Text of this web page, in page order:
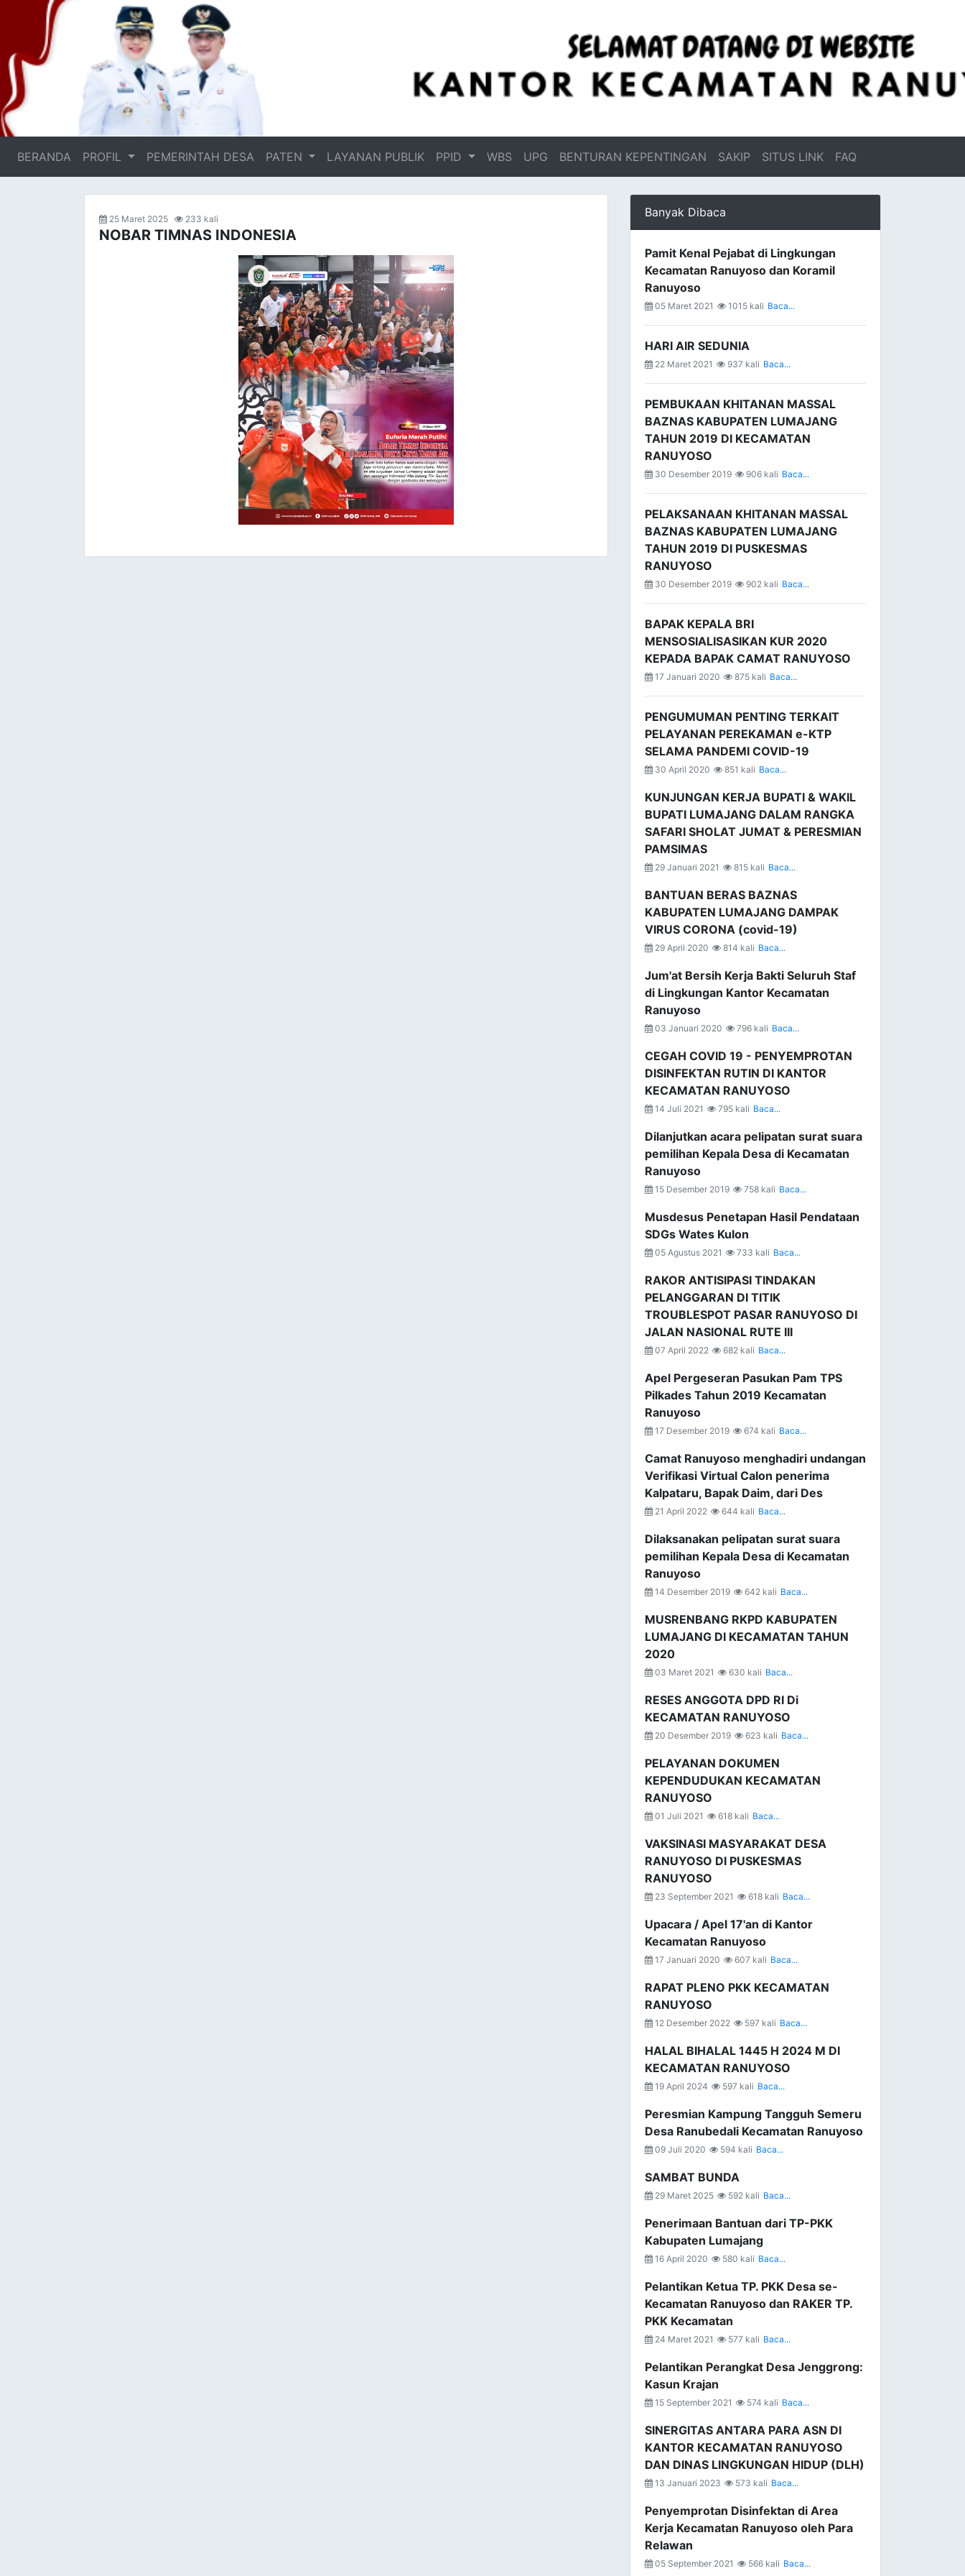
BERANDA (current)
PROFIL PEMERINTAH DESA PATEN LAYANAN PUBLIK PPID WBS UPG BENTURAN KEPENTINGAN SAKIP SITUS LINK FAQ
25 Maret 2025 233 kali
NOBAR TIMNAS INDONESIA
Banyak Dibaca
Pamit Kenal Pejabat di Lingkungan
Kecamatan Ranuyoso dan Koramil
Ranuyoso
05 Maret 2021 1015 kali Baca...
HARI AIR SEDUNIA
22 Maret 2021 937 kali Baca...
PEMBUKAAN KHITANAN MASSAL
BAZNAS KABUPATEN LUMAJANG
TAHUN 2019 DI KECAMATAN
RANUYOSO
30 Desember 2019 906 kali Baca...
PELAKSANAAN KHITANAN MASSAL
BAZNAS KABUPATEN LUMAJANG
TAHUN 2019 DI PUSKESMAS
RANUYOSO
30 Desember 2019 902 kali Baca...
BAPAK KEPALA BRI
MENSOSIALISASIKAN KUR 2020
KEPADA BAPAK CAMAT RANUYOSO
17 Januari 2020 875 kali Baca...
PENGUMUMAN PENTING TERKAIT
PELAYANAN PEREKAMAN e-KTP
SELAMA PANDEMI COVID-19
30 April 2020 851 kali Baca...
KUNJUNGAN KERJA BUPATI & WAKIL
BUPATI LUMAJANG DALAM RANGKA
SAFARI SHOLAT JUMAT & PERESMIAN
PAMSIMAS
29 Januari 2021 815 kali Baca...
BANTUAN BERAS BAZNAS
KABUPATEN LUMAJANG DAMPAK
VIRUS CORONA (covid-19)
29 April 2020 814 kali Baca...
Jum'at Bersih Kerja Bakti Seluruh Staf
di Lingkungan Kantor Kecamatan
Ranuyoso
03 Januari 2020 796 kali Baca...
CEGAH COVID 19 - PENYEMPROTAN
DISINFEKTAN RUTIN DI KANTOR
KECAMATAN RANUYOSO
14 Juli 2021 795 kali Baca...
Dilanjutkan acara pelipatan surat suara
pemilihan Kepala Desa di Kecamatan
Ranuyoso
15 Desember 2019 758 kali Baca...
Musdesus Penetapan Hasil Pendataan
SDGs Wates Kulon
05 Agustus 2021 733 kali Baca...
RAKOR ANTISIPASI TINDAKAN
PELANGGARAN DI TITIK
TROUBLESPOT PASAR RANUYOSO DI
JALAN NASIONAL RUTE III
07 April 2022 682 kali Baca...
Apel Pergeseran Pasukan Pam TPS
Pilkades Tahun 2019 Kecamatan
Ranuyoso
17 Desember 2019 674 kali Baca...
Camat Ranuyoso menghadiri undangan
Verifikasi Virtual Calon penerima
Kalpataru, Bapak Daim, dari Des
21 April 2022 644 kali Baca...
Dilaksanakan pelipatan surat suara
pemilihan Kepala Desa di Kecamatan
Ranuyoso
14 Desember 2019 642 kali Baca...
MUSRENBANG RKPD KABUPATEN
LUMAJANG DI KECAMATAN TAHUN
2020
03 Maret 2021 630 kali Baca...
RESES ANGGOTA DPD RI Di
KECAMATAN RANUYOSO
20 Desember 2019 623 kali Baca...
PELAYANAN DOKUMEN
KEPENDUDUKAN KECAMATAN
RANUYOSO
01 Juli 2021 618 kali Baca...
VAKSINASI MASYARAKAT DESA
RANUYOSO DI PUSKESMAS
RANUYOSO
23 September 2021 618 kali Baca...
Upacara / Apel 17'an di Kantor
Kecamatan Ranuyoso
17 Januari 2020 607 kali Baca...
RAPAT PLENO PKK KECAMATAN
RANUYOSO
12 Desember 2022 597 kali Baca...
HALAL BIHALAL 1445 H 2024 M DI
KECAMATAN RANUYOSO
19 April 2024 597 kali Baca...
Peresmian Kampung Tangguh Semeru
Desa Ranubedali Kecamatan Ranuyoso
09 Juli 2020 594 kali Baca...
SAMBAT BUNDA
29 Maret 2025 592 kali Baca...
Penerimaan Bantuan dari TP-PKK
Kabupaten Lumajang
16 April 2020 580 kali Baca...
Pelantikan Ketua TP. PKK Desa se-
Kecamatan Ranuyoso dan RAKER TP.
PKK Kecamatan
24 Maret 2021 577 kali Baca...
Pelantikan Perangkat Desa Jenggrong:
Kasun Krajan
15 September 2021 574 kali Baca...
SINERGITAS ANTARA PARA ASN DI
KANTOR KECAMATAN RANUYOSO
DAN DINAS LINGKUNGAN HIDUP (DLH)
13 Januari 2023 573 kali Baca...
Penyemprotan Disinfektan di Area
Kerja Kecamatan Ranuyoso oleh Para
Relawan
05 September 2021 566 kali Baca...